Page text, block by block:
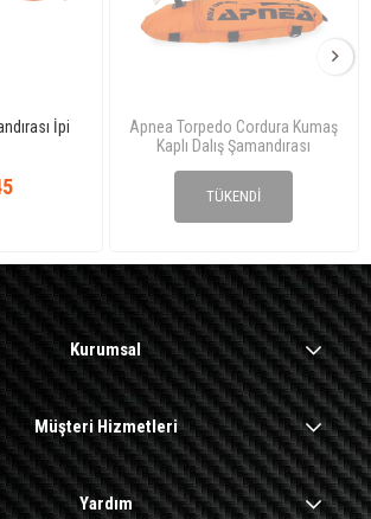
İpi
TÜKENDI
Apnea Torpedo Cordura Kumaş
Kaplı Dalış Şamandırası
₺1.482,53
Kurumsal
Müşteri Hizmetleri
Yardım